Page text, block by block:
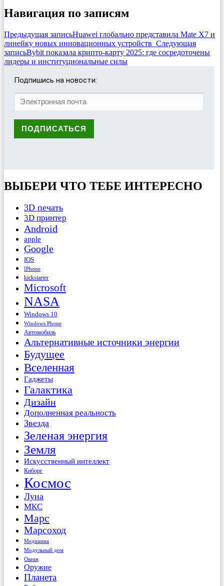
Навигация по записям
Предыдущая записьHuawei глобально представила Mate X7 и
линейку новых инновационных устройств Следующая
записьBybit показала крипто-карту 2025: где сосредоточены
лидеры и институциональные силы
Подпишись на новости:
ВЫБЕРИ ЧТО ТЕБЕ ИНТЕРЕСНО
3D печать
3D принтер
Android
apple
Google
IOS
IPhone
kickstarter
Microsoft
NASA
Windows 10
Windows Phone
Автомобиль
Альтернативные источники энергии
Будущее
Вселенная
Гаджеты
Галактика
Дизайн
Дополненная реальность
Звезда
Зеленая энергия
Земля
Искусственный интеллект
Киборг
Космос
Луна
МКС
Марс
Марсоход
Медицина
Модульный дом
Океан
Оружие
Планета